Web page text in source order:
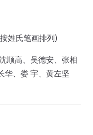
姓氏笔画排列)
顺高、吴德安、张相
华、娄 宇、黄左坚